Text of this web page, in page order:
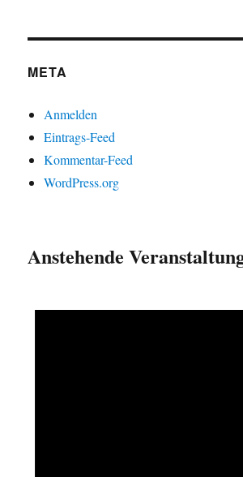
META
Anmelden
Eintrags-Feed
Kommentar-Feed
WordPress.org
Anstehende